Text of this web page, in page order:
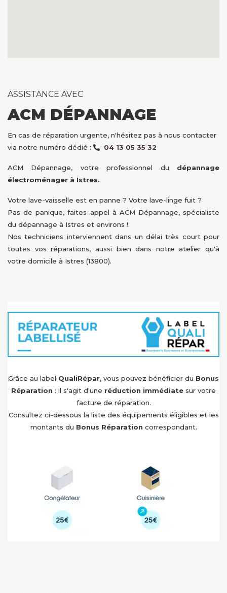
ASSISTANCE AVEC
ACM DÉPANNAGE
En cas de réparation urgente, n'hésitez pas à nous contacter
via notre numéro dédié :
04 13 05 35 32
ACM Dépannage, votre professionnel du dépannage
électroménager à Istres.
Votre lave-vaisselle est en panne ? Votre lave-linge fuit ?
Pas de panique, faites appel à ACM Dépannage, spécialiste
du dépannage à Istres et environs !
Nos techniciens interviennent dans un délai très court pour
toutes vos réparations, aussi bien dans notre atelier qu'à
votre domicile à Istres (13800).
Grâce au label QualiRépar, vous pouvez bénéficier du Bonus
Réparation : il s'agit d'une réduction immédiate sur votre
facture de réparation.
Consultez ci-dessous la liste des équipements éligibles et les
montants du Bonus Réparation correspondant.